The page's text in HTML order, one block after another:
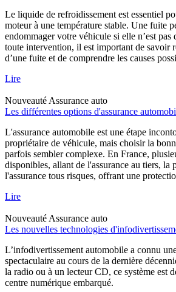
Le liquide de refroidissement est essentiel
moteur à une température stable. Une fuite
endommager votre véhicule si elle n’est pas
toute intervention, il est important de savoir
d’une fuite et de comprendre les causes
Lire
Nouveauté Assurance auto
Les différentes options d'assurance
L'assurance automobile est une étape
propriétaire de véhicule, mais choisir la
parfois sembler complexe. En France,
disponibles, allant de l'assurance au tiers, la
l'assurance tous risques, offrant une
Lire
Nouveauté Assurance auto
Les nouvelles technologies
L’infodivertissement automobile a connu
spectaculaire au cours de la dernière
la radio ou à un lecteur CD, ce système est
centre numérique embarqué.